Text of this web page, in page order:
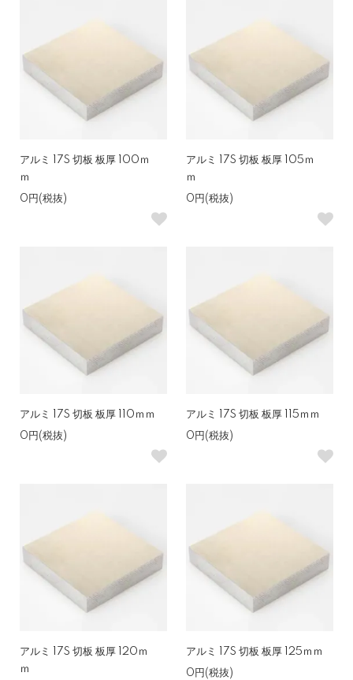
アルミ 17S 切板 板厚 100ｍ
ｍ
0円(税抜)
アルミ 17S 切板 板厚 105ｍ
ｍ
0円(税抜)
アルミ 17S 切板 板厚 110ｍｍ
0円(税抜)
アルミ 17S 切板 板厚 115ｍｍ
0円(税抜)
アルミ 17S 切板 板厚 120ｍ
ｍ
アルミ 17S 切板 板厚 125ｍｍ
0円(税抜)